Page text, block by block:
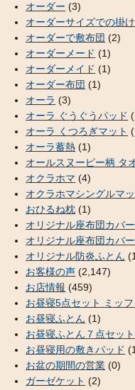
オーダー (3)
オーダーサイズでの掛
オーダーで敷布団 (2)
オーダーメード (1)
オーダーメイド (1)
オーダー布団 (1)
オーラ (3)
オーラ ぐうぐうパッド
オーラ くつろぎマット
オーラ蓄熱 (1)
オールスヌーピー柄 タ
オクラホマ (4)
オクラホマシングルマ
おひるね枕 (1)
オリジナル座布団カバー
オリジナル座布団カバ
オリジナル防炎ふとん
お客様の声 (2,147)
お店情報 (459)
お昼寝5点セット ミッ
お昼寝ふとん (1)
お昼寝ふとん７点セット
お昼寝用の敷きパッド
お盆の期間の営業 (0)
ガーゼケット (2)